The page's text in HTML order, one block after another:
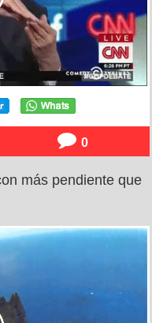
0
más pendiente que